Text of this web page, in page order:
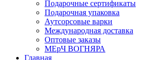
Подарочные сертификаты
Подарочная упаковка
Аутсорсовые варки
Международная доставка
Оптовые заказы
МЕрЧ ВОГНЯРА
Главная